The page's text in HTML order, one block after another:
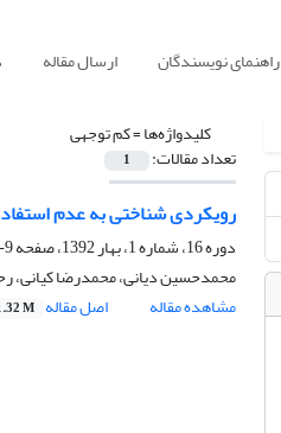
راهنمای نویسندگان ارسال مقاله
کلیدواژه‌ها =کم توجهی
تعداد مقالات: 1
رویکردی شناختی به عدم
دوره 16، شماره 1، بهار 1392، صفحه
9-39
محمدحسین دیانی، محمدرضا کیانی،
مشاهده مقاله
اصل مقاله M